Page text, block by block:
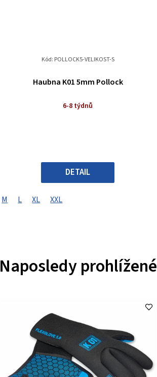
Haubna K01 5mm Pollock
6-8 týdnů
DETAIL
M L XL XXL
Kód: POLLOCK5-VELIKOST-S
Naposledy prohlížené